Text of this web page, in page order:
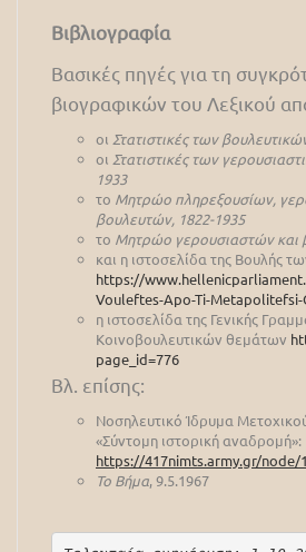
Βιβλιογραφία
Βασικές πηγές για τη
βιογραφικών του Λεξικού
οι Στατιστικές των
οι Στατιστικές των
1933
το Μητρώο πληρεξουσίων,
βουλευτών, 1822-1935
το Μητρώο γερουσιαστών και
και η ιστοσελίδα της Βουλής
https://
Vouleftes-Apo-Ti-Metapolitefsi-
η ιστοσελίδα της Γενικής
Κοινοβουλευτικών θεμάτων
page_id=776
Βλ. επίσης:
Νοσηλευτικό Ίδρυμα
«Σύντομη ιστορική αναδρομή»:
https://417nimts.army.gr/node/
Το Βήμα, 9.5.1967